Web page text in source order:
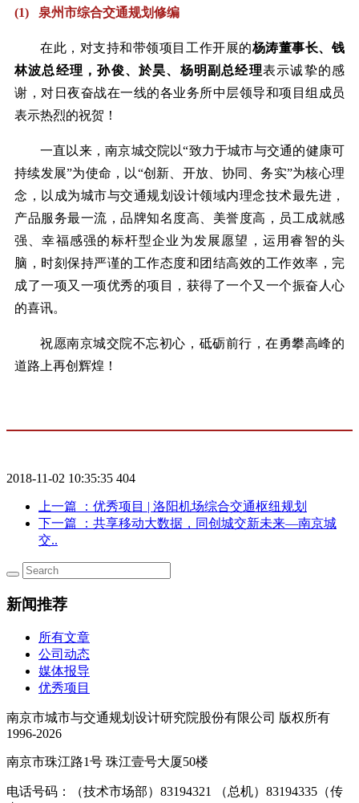
(1) 泉州市综合交通规划修编
在此，对支持和带领项目工作开展的杨涛董事长、钱
林波总经理，孙俊、於昊、杨明副总经理表示诚挚的感
谢，对日夜奋战在一线的各业务所中层领导和项目组成员
表示热烈的祝贺！
一直以来，南京城交院以“致力于城市与交通的健康可
持续发展”为使命，以“创新、开放、协同、务实”为核心理
念，以成为城市与交通规划设计领域内理念技术最先进，
产品服务最一流，品牌知名度高、美誉度高，员工成就感
强、幸福感强的标杆型企业为发展愿望，运用睿智的头
脑，时刻保持严谨的工作态度和团结高效的工作效率，完
成了一项又一项优秀的项目，获得了一个又一个振奋人心
的喜讯。
祝愿南京城交院不忘初心，砥砺前行，在勇攀高峰的
道路上再创辉煌！
2018-11-02 10:35:35 404
上一篇
：优秀项目 | 洛阳机场综合交通枢纽规划
下一篇
：共享移动大数据，同创城交新未来—南京城
交..
新闻推荐
所有文章
公司动态
媒体报导
优秀项目
南京市城市与交通规划设计研究院股份有限公司 版权所有
1996-2026
南京市珠江路1号 珠江壹号大厦50楼
电话号码：（技术市场部）83194321 （总机）83194335（传